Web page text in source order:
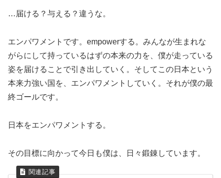
…届ける？与える？違うな。
エンパワメントです。empowerする。みんなが生まれな
がらにして持っているはずの本来の力を、僕が走っている
姿を届けることで引き出していく。そしてこの日本という
本来力強い国を、エンパワメントしていく。それが僕の最
終ゴールです。
日本をエンパワメントする。
その目標に向かって今日も僕は、日々鍛錬しています。